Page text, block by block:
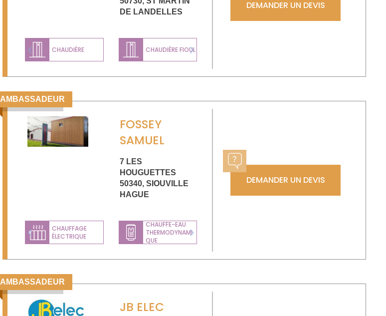
DE LANDELLES
CHAUDIÈRE CHAUDIÈRE FIOUL
Previous Next
DEMANDER UN DEVIS
AMBASSADEUR
FOSSEY
SAMUEL
7 LES
HOUGUETTES
50340,SIOUVILLE
HAGUE
CHAUFFAGE
ÉLECTRIQUE
CHAUFFE-EAU
THERMODYNAMI
QUE
Previous Next
DEMANDER UN DEVIS
AMBASSADEUR
JB ELEC